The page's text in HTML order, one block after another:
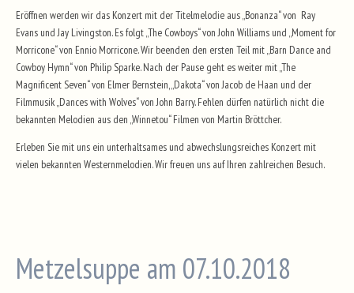
Eröffnen werden wir das Konzert mit der Titelmelodie aus „Bonanza“ von Ray
Evans und Jay Livingston. Es folgt „The Cowboys“ von John Williams und „Moment for
Morricone“ von Ennio Morricone. Wir beenden den ersten Teil mit „Barn Dance and
Cowboy Hymn“ von Philip Sparke. Nach der Pause geht es weiter mit „The
Magnificent Seven“ von Elmer Bernstein, „Dakota“ von Jacob de Haan und der
Filmmusik „Dances with Wolves“ von John Barry. Fehlen dürfen natürlich nicht die
bekannten Melodien aus den „Winnetou“ Filmen von Martin Bröttcher.
Erleben Sie mit uns ein unterhaltsames und abwechslungsreiches Konzert mit
vielen bekannten Westernmelodien. Wir freuen uns auf Ihren zahlreichen Besuch.
Metzelsuppe am 07.10.2018